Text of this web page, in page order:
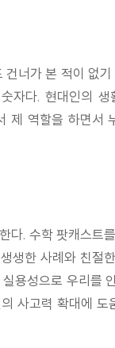
너가 본 적이 없
다. 현대인의 생
제 역할을 하면서
다. 수학 팟캐스트
생한 사례와 친절
용성으로 우리를
사고력 확대에